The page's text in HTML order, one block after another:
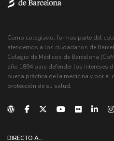
Como colegiado, formas parte del
atendemos a los ciudadanos de
Colegio de Médicos de Barcelona
año 1894 para defender los intereses
buena práctica de la medicina y por el
protección de su salud.
DIRECTO A...